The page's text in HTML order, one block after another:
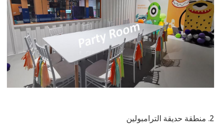
2. منطقة حديقة الترامبولين